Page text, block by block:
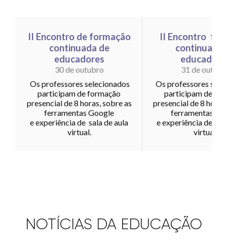
II Encontro de formação
continuada de
educadores
30 de outubro
Os professores selecionados
participam de formação
presencial de 8 horas, sobre as
ferramentas Google
e experiência de sala de aula
virtual.
II Encontro
continuada
31 de
Os professores
participam de
presencial de 8
ferramentas
e experiência de
virtual.
NOTÍCIAS DA EDUCAÇÃO